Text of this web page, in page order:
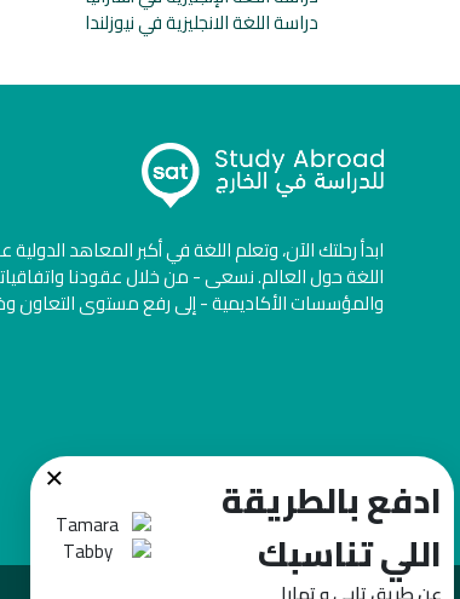
دراسة اللغة الانجليزية في نيوزلندا
ابدأ رحلتك الآن، وتعلم اللغة في أكبر المعاهد
اللغة حول العالم. نسعى - من خلال عقودنا
والمؤسسات الأكاديمية - إلى رفع مستوى التعاون
×
ادفع بالطريقة
اللي تناسبك